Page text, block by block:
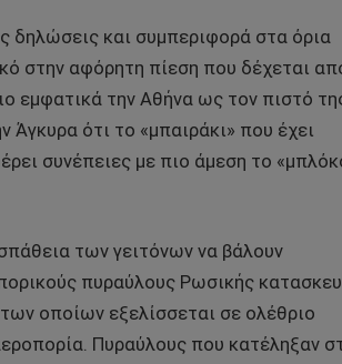
δηλώσεις και συμπεριφορά στα όρια
στην αφόρητη πίεση που δέχεται
εμφατικά την Αθήνα ως τον πιστό
ότι το «μπαιράκι» που έχει
συνέπειες με πιο άμεση το
των γειτόνων να βάλουν
πυραύλους Ρωσικής
οποίων εξελίσσεται σε ολέθριο
Πυραύλους που κατέληξαν